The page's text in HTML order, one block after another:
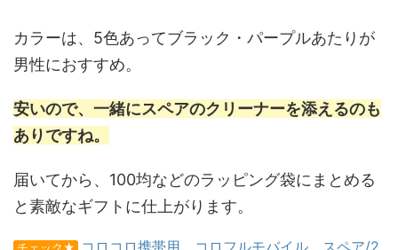
カラーは、5色あってブラック・パープルあたりが
男性におすすめ。
安いので、一緒にスペアのクリーナーを添えるのも
ありですね。
届いてから、100均などのラッピング袋にまとめる
と素敵なギフトに仕上がります。
コロコロ携帯用 コロフルモバイル スペア/2